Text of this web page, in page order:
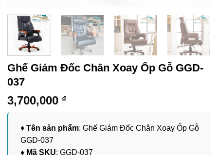
Ghế Giám Đốc Chân Xoay Ốp Gỗ GGD-
037
3,700,000 ₫
♦ Tên sản phẩm: Ghế Giám Đốc Chân Xoay Ốp Gỗ
GGD-037
♦ Mã SKU: GGD-037